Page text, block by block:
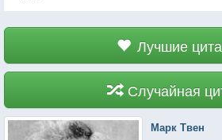
Лучшие
Случайная
Марк Твен